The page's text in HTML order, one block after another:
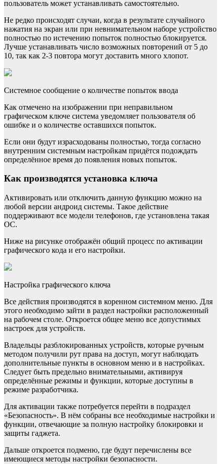
пользователь может устанавливать самостоятельно.
Не редко происходят случаи, когда в результате случайного
нажатия на экран или при невнимательном наборе устройство
полностью по истечению попыток полностью блокируется.
Лучше устанавливать число возможных повторений от 5 до
10, так как 2-3 повтора могут доставить много хлопот.
Системное сообщение о количестве попыток ввода
Как отмечено на изображении при неправильном
графическом ключе система уведомляет пользователя об
ошибке и о количестве оставшихся попыток.
Если они будут израсходованы полностью, тогда согласно
внутренним системным настройкам придётся подождать
определённое время до появления новых попыток.
Как производятся установка ключа
Активировать или отключить данную функцию можно на
любой версии андроид системы. Такое действие
поддерживают все модели телефонов, где установлена такая
ОС.
Ниже на рисунке отображён общий процесс по активации
графического кода и его настройки.
Настройка графического ключа
Все действия производятся в коренном системном меню. Для
этого необходимо зайти в раздел настройки расположенный
на рабочем столе. Откроется общее меню все допустимых
настроек для устройств.
Владельцы разблокированных устройств, которые ручным
методом получили рут права на доступ, могут наблюдать
дополнительные пункты в основном меню и в настройках.
Следует быть предельно внимательными, активируя
определённые режимы и функции, которые доступны в
режиме разработчика.
Для активации также потребуется перейти в подраздел
«Безопасность». В нём собраны все необходимые настройки и
функции, отвечающие за полную настройку блокировки и
защиты гаджета.
Дальше откроется подменю, где будут перечислены все
имеющиеся методы настройки безопасности.